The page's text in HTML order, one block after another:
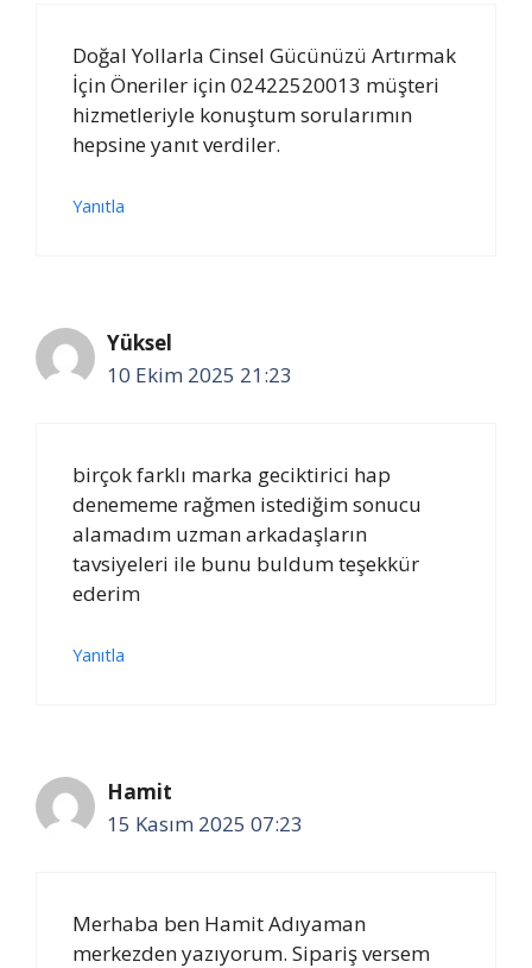
Doğal Yollarla Cinsel Gücünüzü Artırmak
İçin Öneriler için 02422520013 müşteri
hizmetleriyle konuştum sorularımın
hepsine yanıt verdiler.
Yanıtla
Yüksel
10 Ekim 2025 21:23
birçok farklı marka geciktirici hap
denememe rağmen istediğim sonucu
alamadım uzman arkadaşların
tavsiyeleri ile bunu buldum teşekkür
ederim
Yanıtla
Hamit
15 Kasım 2025 07:23
Merhaba ben Hamit Adıyaman
merkezden yazıyorum. Sipariş versem